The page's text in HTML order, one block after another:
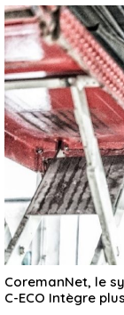
CoremanNet, le
C-ECO Intègre